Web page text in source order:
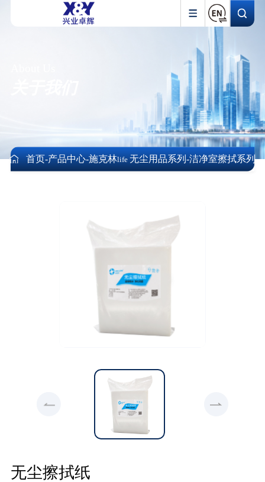
首页-产品中心-施克林life无尘用品系列-洁净室擦拭系列
无尘擦拭纸